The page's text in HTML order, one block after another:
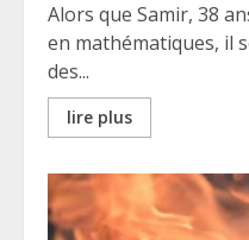
Alors que Samir, 38
en mathématiques, il
des...
lire plus